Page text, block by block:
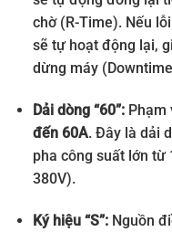
chờ (R-Time). Nếu
sẽ tự hoạt động lại,
dừng máy
Dải dòng “60”:Phạm
đến 60A. Đây là dải
pha công suất lớn từ
380V).
Ký hiệu “S”:Nguồn